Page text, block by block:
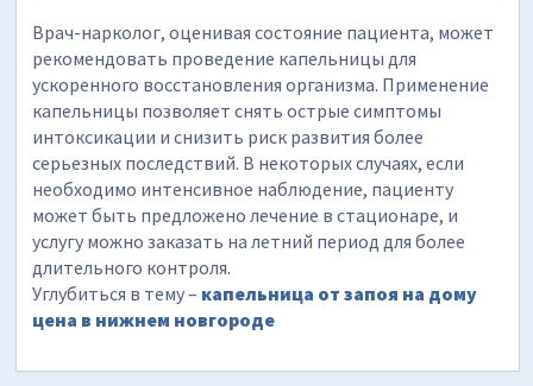
Врач-нарколог, оценивая состояние пациента, может
рекомендовать проведение капельницы для
ускоренного восстановления организма. Применение
капельницы позволяет снять острые симптомы
интоксикации и снизить риск развития более
серьезных последствий. В некоторых случаях, если
необходимо интенсивное наблюдение, пациенту
может быть предложено лечение в стационаре, и
услугу можно заказать на летний период для более
длительного контроля.
Углубиться в тему – капельница от запоя на дому
цена в нижнем новгороде